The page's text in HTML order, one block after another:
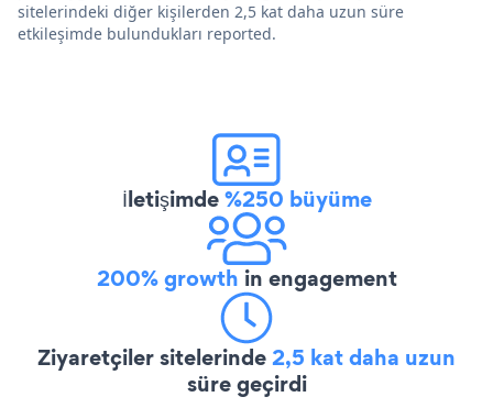
sitelerindeki diğer kişilerden 2,5 kat daha uzun süre
etkileşimde bulundukları reported.
İletişimde%250 büyüme
200% growth in engagement
Ziyaretçiler sitelerinde2,5 kat daha uzun
süre geçirdi